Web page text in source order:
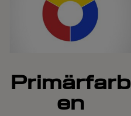
Primärfarb
en